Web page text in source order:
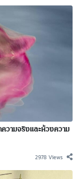
ความจริงและห้วงความ
2978 Views